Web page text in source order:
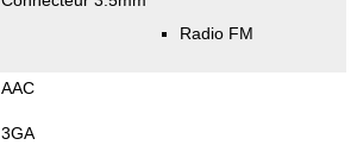
Radio FM
AAC
3GA